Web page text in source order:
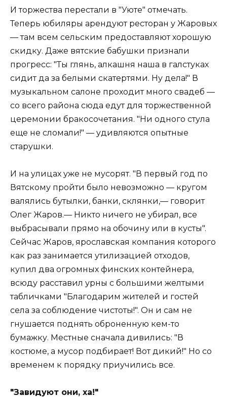
И торжества перестали в "Уюте" отмечать.
Теперь юбиляры арендуют ресторан у Жаровых
— там всем сельским предоставляют хорошую
скидку. Даже вятские бабушки признали
прогресс: "Ты глянь, алкашня наша в галстуках
сидит да за белыми скатертями. Ну дела!" В
музыкальном салоне проходит много свадеб —
со всего района сюда едут для торжественной
церемонии бракосочетания. "Ни одного стула
еще не сломали!" — удивляются опытные
старушки.
И на улицах уже не мусорят. "В первый год по
Вятскому пройти было невозможно — кругом
валялись бутылки, банки, склянки,— говорит
Олег Жаров.— Никто ничего не убирал, все
выбрасывали прямо на обочину или в кусты".
Сейчас Жаров, ярославская компания которого
как раз занимается утилизацией отходов,
купил два огромных финских контейнера,
всюду расставил урны с большими желтыми
табличками "Благодарим жителей и гостей
села за соблюдение чистоты!". Он и сам не
гнушается поднять оброненную кем-то
бумажку. Местные сначала дивились: "В
костюме, а мусор подбирает! Вот дикий!" Но со
временем к порядку приучились все.
"Завидуют они, ха!"